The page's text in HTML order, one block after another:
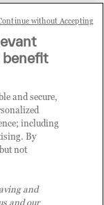
acquistare
blog?
benefit
and secure,
including
By
not
and
and our
without Accepting